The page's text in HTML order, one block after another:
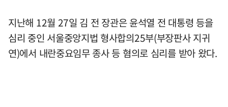
지난해 12월 27일 김 전 장관은 윤석열 전 대통령 등을
심리 중인 서울중앙지법 형사합의25부(부장판사 지귀
연)에서 내란중요임무 종사 등 혐의로 심리를 받아 왔다.